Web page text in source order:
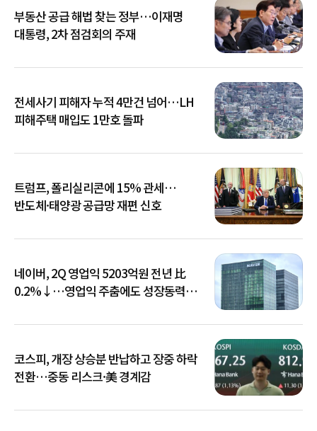
부동산 공급 해법 찾는 정부…이재명
대통령, 2차 점검회의 주재
전세사기 피해자 누적 4만건 넘어…LH
피해주택 매입도 1만호 돌파
트럼프, 폴리실리콘에 15% 관세…
반도체·태양광 공급망 재편 신호
네이버, 2Q 영업익 5203억원 전년 比
0.2%↓…영업익 주춤에도 성장동력
코스피, 개장 상승분 반납하고 장중 하락
전환…중동 리스크·美 경계감